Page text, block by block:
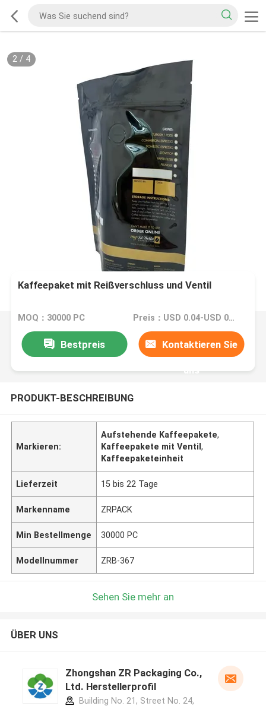
2/ 4
Kaffeepaket mit Reißverschluss und Ventil
MOQ：30000 PC Preis：USD 0.04-USD 0.15
Bestpreis Kontaktieren Sie
uns
PRODUKT-BESCHREIBUNG
Markieren:
Aufstehende Kaffeepakete,
Kaffeepakete mit Ventil,
Kaffeepaketeinheit
Lieferzeit 15 bis 22 Tage
Markenname ZRPACK
Min Bestellmenge 30000 PC
Modellnummer ZRB-367
Sehen Sie mehr an
ÜBER UNS
Zhongshan ZR Packaging Co.,
Ltd. Herstellerprofil
Building No. 21, Street No. 24,